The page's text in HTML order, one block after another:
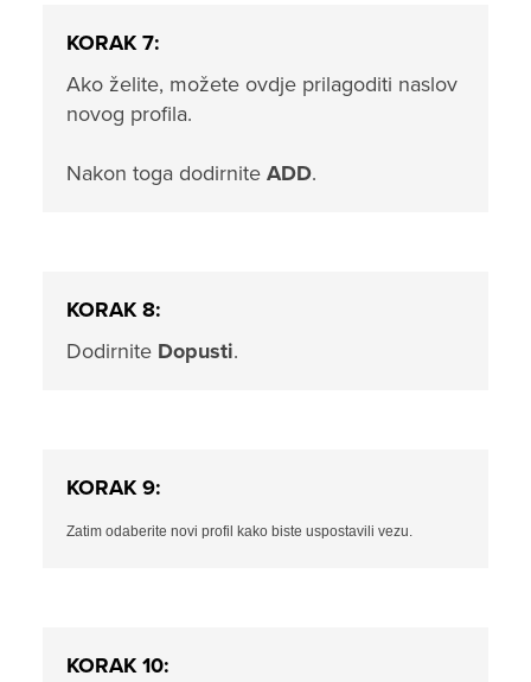
KORAK 7:
Ako želite, možete ovdje prilagoditi naslov
novog profila.
Nakon toga dodirnite ADD.
KORAK 8:
Dodirnite Dopusti.
KORAK 9:
Zatim odaberite novi profil kako biste uspostavili vezu.
KORAK 10: